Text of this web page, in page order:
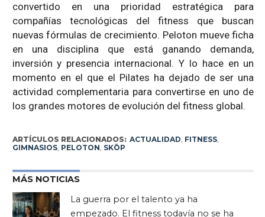
convertido en una prioridad estratégica para
compañías tecnológicas del fitness que buscan
nuevas fórmulas de crecimiento. Peloton mueve ficha
en una disciplina que está ganando demanda,
inversión y presencia internacional. Y lo hace en un
momento en el que el Pilates ha dejado de ser una
actividad complementaria para convertirse en uno de
los grandes motores de evolución del fitness global.
ARTÍCULOS RELACIONADOS: ACTUALIDAD, FITNESS,
GIMNASIOS, PELOTON, SKŌP
MÁS NOTICIAS
La guerra por el talento ya ha
empezado. El fitness todavía no se ha